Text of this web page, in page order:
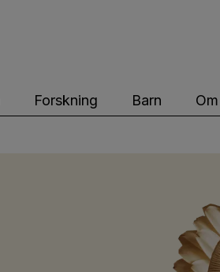
Forskning Barn